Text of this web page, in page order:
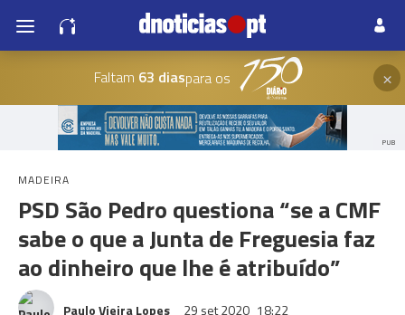
Faltam 63 diaspara os ×
PUB
MADEIRA
PSD São Pedro questiona “se a CMF
sabe o que a Junta de Freguesia faz
ao dinheiro que lhe é atribuído”
Paulo Vieira Lopes 29 set 2020 18:22